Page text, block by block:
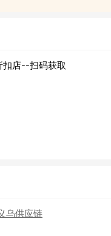
扣店--扫码获取
乌供应链